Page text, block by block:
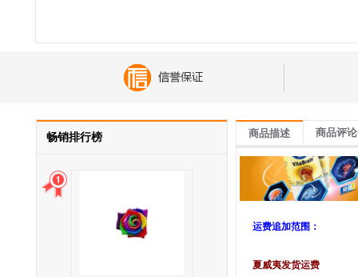
畅销排行榜 商品描述 商品评论
运费追加范围：
夏威夷发货运费